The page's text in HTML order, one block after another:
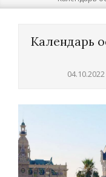
Календарь
04.10.2022